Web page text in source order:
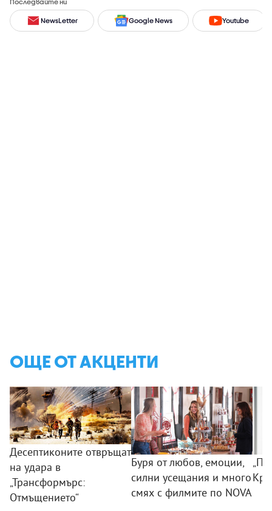
NewsLetter Google News Youtube
ОЩЕ ОТ АКЦЕНТИ
Десептиконите отвръщат
на удара в
„Трансформърс:
Отмъщението“
Буря от любов, емоции,
силни усещания и много
смях с филмите по NOVA